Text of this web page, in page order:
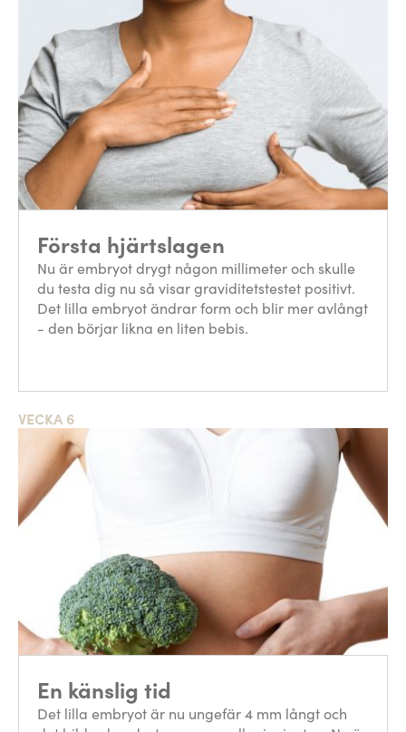
Första hjärtslagen
Nu är embryot drygt någon millimeter och skulle
du testa dig nu så visar graviditetstestet positivt.
Det lilla embryot ändrar form och blir mer avlångt
- den börjar likna en liten bebis.
VECKA 6
En känslig tid
Det lilla embryot är nu ungefär 4 mm långt och